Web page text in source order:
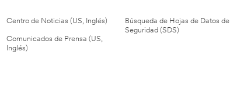
Centro de Noticias (US, Inglés)
Comunicados de Prensa (US,
Inglés)
Búsqueda de Hojas de Datos de
Seguridad (SDS)